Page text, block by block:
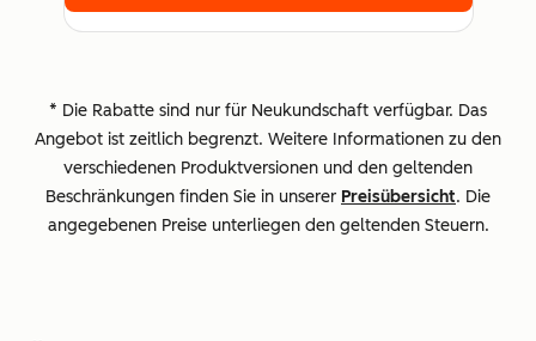
* Die Rabatte sind nur für Neukundschaft verfügbar. Das
Angebot ist zeitlich begrenzt. Weitere Informationen zu den
verschiedenen Produktversionen und den geltenden
Beschränkungen finden Sie in unserer Preisübersicht. Die
angegebenen Preise unterliegen den geltenden Steuern.